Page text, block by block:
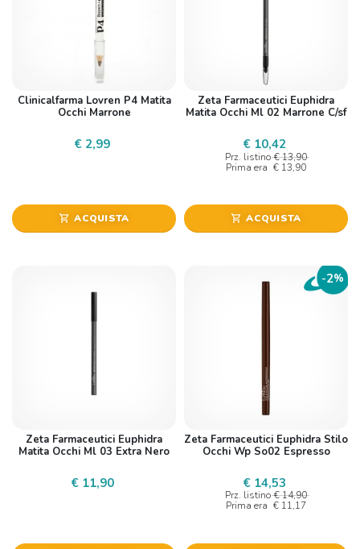
Clinicalfarma Lovren P4 Matita
Occhi Marrone
€ 2,99
shopping_cart ACQUISTA
Zeta Farmaceutici Euphidra
Matita Occhi Ml 02 Marrone C/sf
€ 10,42
Prz. listino € 13,90
Prima era € 13,90
shopping_cart ACQUISTA
Zeta Farmaceutici Euphidra
Matita Occhi Ml 03 Extra Nero
€ 11,90
-2%
Zeta Farmaceutici Euphidra Stilo
Occhi Wp So02 Espresso
€ 14,53
Prz. listino € 14,90
Prima era € 11,17